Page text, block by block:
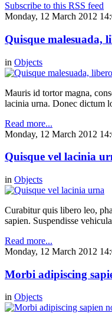
Subscribe to this RSS feed
Monday, 12 March 2012
Quisque malesuada,
in Objects
Mauris id tortor magna,
lacinia urna. Donec dictum
Read more...
Monday, 12 March 2012
Quisque vel lacinia
in Objects
Curabitur quis libero leo,
sapien. Suspendisse
Read more...
Monday, 12 March 2012
Morbi adipiscing
in Objects